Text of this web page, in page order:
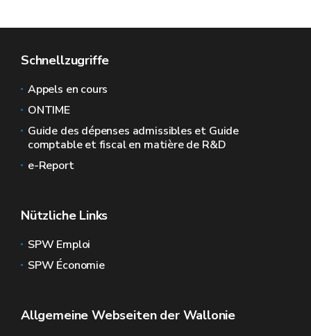
Schnellzugriffe
Appels en cours
ONTIME
Guide des dépenses admissibles et Guide
comptable et fiscal en matière de R&D
e-Report
Nützliche Links
SPW Emploi
SPW Économie
Allgemeine Webseiten der Wallonie